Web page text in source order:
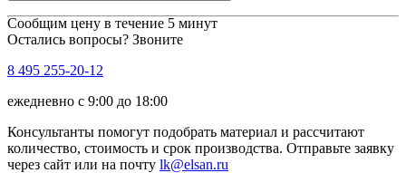
Сообщим цену в течение 5 минут
Остались вопросы? Звоните
8 495 255-20-12
ежедневно с 9:00 до 18:00
Консультанты помогут подобрать материал и рассчитают
количество, стоимость и срок производства. Отправьте заявку
через сайт или на почту lk@elsan.ru